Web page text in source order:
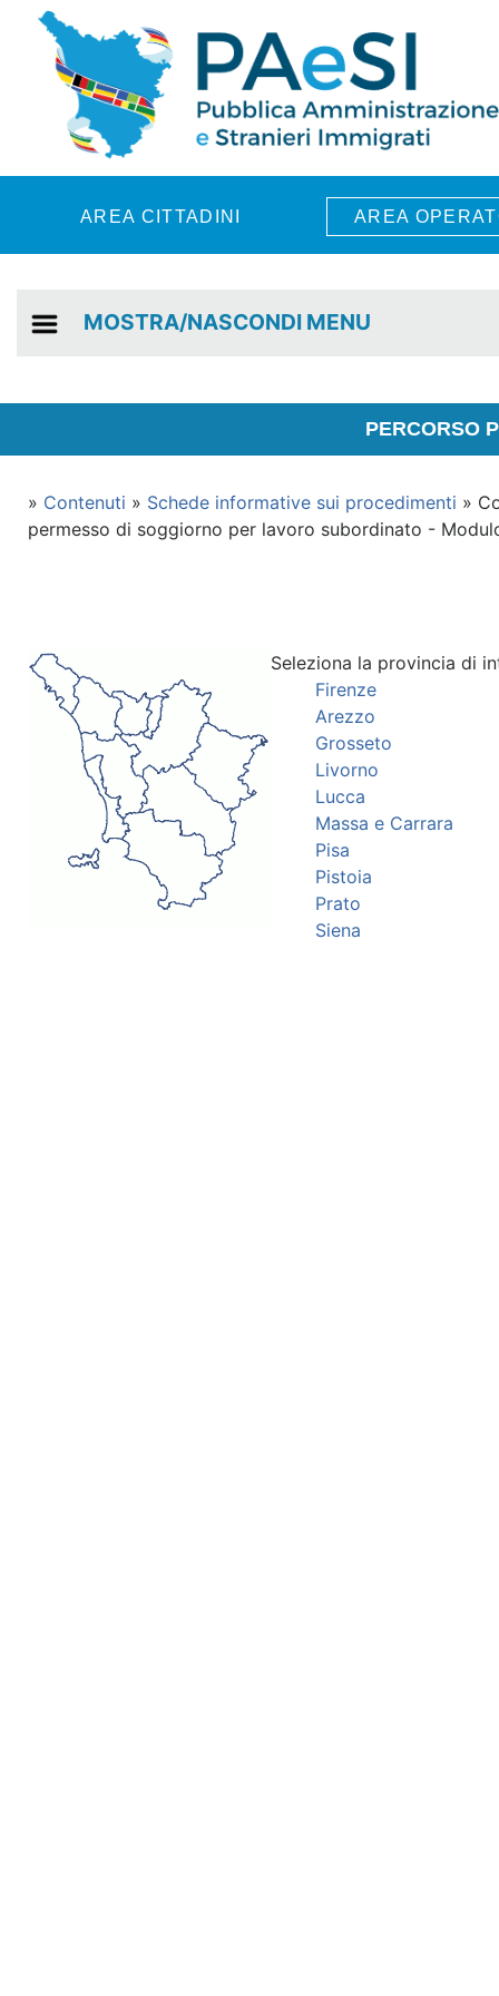
Skip to main content
AREA CITTADINI AREA
MOSTRA/NASCONDI MENU
PERCORSO
» Contenuti » Schede informative sui procedimenti »
permesso di soggiorno per lavoro subordinato -
Seleziona la provincia di
Firenze
Arezzo
Grosseto
Livorno
Lucca
Massa e Carrara
Pisa
Pistoia
Prato
Siena